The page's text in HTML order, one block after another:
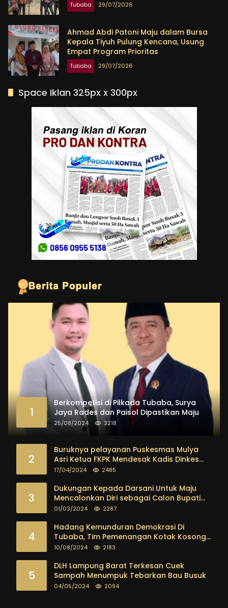
Tubaba 29/07/2026
Ahmad Abdi Patoni Maju dalam Bursa
Kepala Tiyuh Pulung Kencana, Usung
Empat Program Prioritas
Tubaba 29/07/2026
Space Iklan 325px x 300px
1
Berkompetisi di Pilkada Tubaba, Surya
Jaya Rades dan Paisol Dipastikan Maju
25/08/2024 3218
2
Buruknya pelayanan Puskesmas Mulya
Asri Ketua FKPK Mendesak Kadis Dinkes
Tubaba Ambil Tindakan Tegas
17/04/2024 2485
3
Dukungan Kepada Darsani Untuk Maju
Mencalonkan Diri sebagai Calon Bupati
Tubaba Terus Mengalir Baik Dari
masyarakat
01/03/2024 2287
4
Hadang Kemunduran Demokrasi Di
Tubaba, Tim Pemenangan Kotak Kosong
Segera Dibentuk
10/08/2024 2183
5
DLH Lampung Barat Terkesan Cuek
Sampah Menumpuk Tebarkan Bau Busuk
04/05/2024 2094